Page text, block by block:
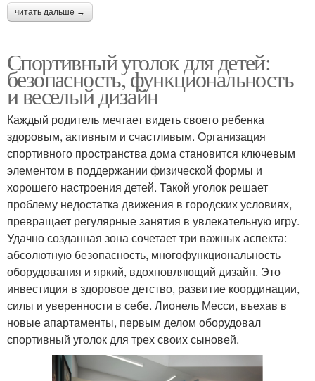
читать дальше →
Спортивный уголок для детей:
безопасность, функциональность
и веселый дизайн
Каждый родитель мечтает видеть своего ребенка
здоровым, активным и счастливым. Организация
спортивного пространства дома становится ключевым
элементом в поддержании физической формы и
хорошего настроения детей. Такой уголок решает
проблему недостатка движения в городских условиях,
превращает регулярные занятия в увлекательную игру.
Удачно созданная зона сочетает три важных аспекта:
абсолютную безопасность, многофункциональность
оборудования и яркий, вдохновляющий дизайн. Это
инвестиция в здоровое детство, развитие координации,
силы и уверенности в себе. Лионель Месси, въехав в
новые апартаменты, первым делом оборудовал
спортивный уголок для трех своих сыновей.